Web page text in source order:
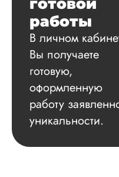
готовой
работы
В личном
Вы получаете
готовую,
оформленную
работу
уникальности.